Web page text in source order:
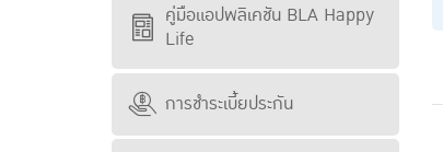
คู่มือแอปพลิเคชัน BLA Happy
Life
การชำระเบี้ยประกัน